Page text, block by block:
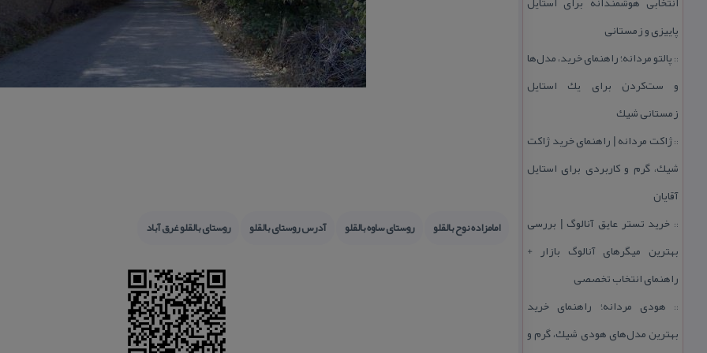
پاییزی و زمستانی
:: پالتو مردانه؛ راهنمای خرید، مدل‌ها
و ست‌كردن برای یك استایل
زمستانی شیك
::ژاكت مردانه | راهنمای خرید ژاكت
شیك، گرم و كاربردی برای استایل
آقایان
:: خرید تستر عایق آنالوگ | بررسی
بهترین میگرهای آنالوگ بازار +
راهنمای انتخاب تخصصی
:: هودی مردانه؛ راهنمای خرید
بهترین مدل‌های هودی شیك، گرم و
امامزاده نوح بالقلو روستای ساوه بالقلو آدرس روستای بالقلو روستای بالقلو غرق آباد